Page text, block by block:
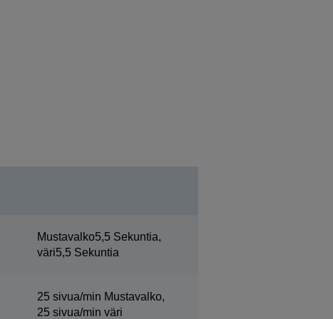
Mustavalko5,5 Sekuntia,
väri5,5 Sekuntia
25 sivua/min Mustavalko,
25 sivua/min väri